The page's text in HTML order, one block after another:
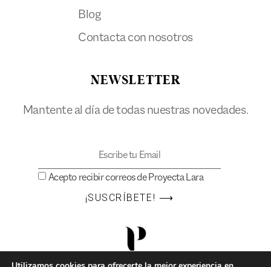
Blog
Contacta con nosotros
NEWSLETTER
Mantente al día de todas nuestras novedades.
Acepto recibir correos de Proyecta Lara
¡SUSCRÍBETE! ⟶